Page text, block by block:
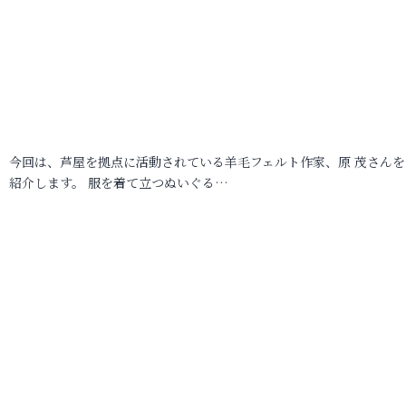
今回は、芦屋を拠点に活動されている羊毛フェルト作家、原 茂さん
紹介します。 服を着て立つぬいぐる…